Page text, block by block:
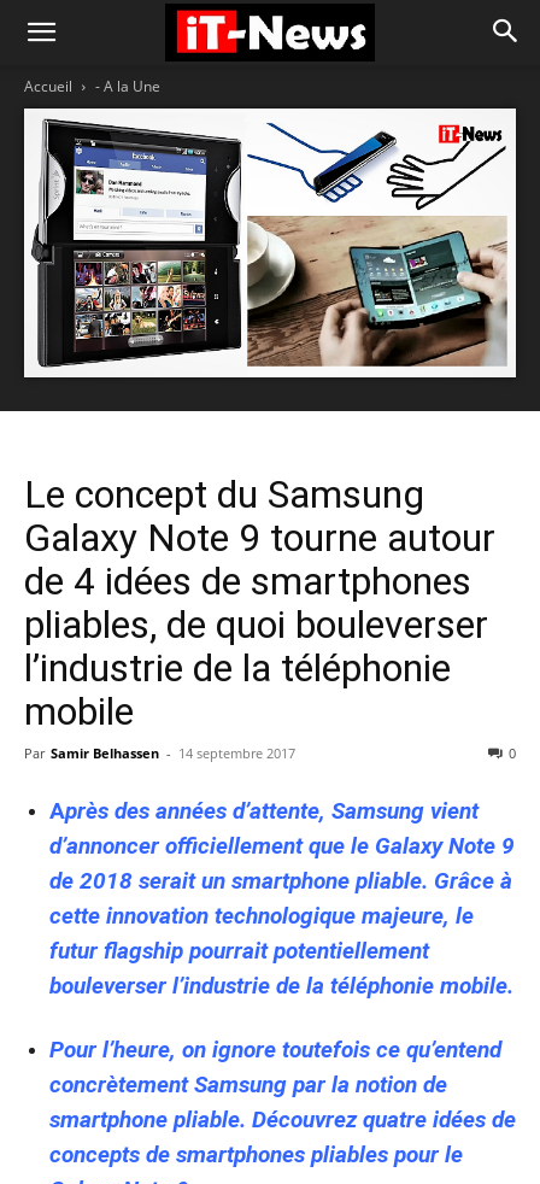
Accueil - A la Une
Le concept du Samsung
Galaxy Note 9 tourne autour
de 4 idées de smartphones
pliables, de quoi bouleverser
l’industrie de la téléphonie
mobile
Par Samir Belhassen - 14 septembre 2017 0
Après des années d’attente, Samsung vient
d’annoncer officiellement que le Galaxy Note 9
de 2018 serait un smartphone pliable. Grâce à
cette innovation technologique majeure, le
futur flagship pourrait potentiellement
bouleverser l’industrie de la téléphonie mobile.
Pour l’heure, on ignore toutefois ce qu’entend
concrètement Samsung par la notion de
smartphone pliable. Découvrez quatre idées de
concepts de smartphones pliables pour le